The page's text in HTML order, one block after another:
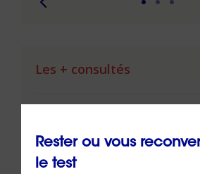
Les + consultés
Rester ou vous
le test